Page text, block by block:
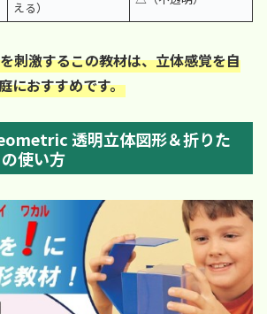
える）
刺激するこの教材は、立体感覚を自
におすすめです。
透明立体図形＆折りた
使い方